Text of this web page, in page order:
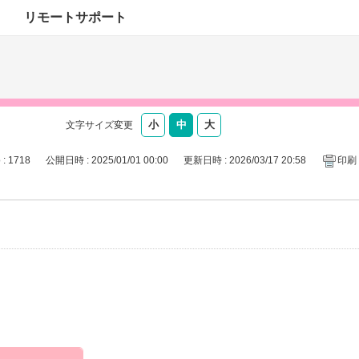
リモートサポート
文字サイズ変更
: 1718 公開日時 : 2025/01/01 00:00 更新日時 : 2026/03/17 20:58 印刷